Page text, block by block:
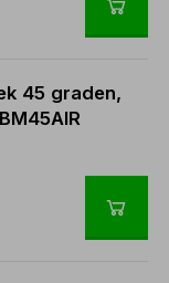
45 graden,